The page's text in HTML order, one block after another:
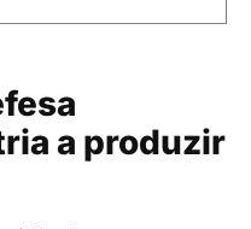
a produzir